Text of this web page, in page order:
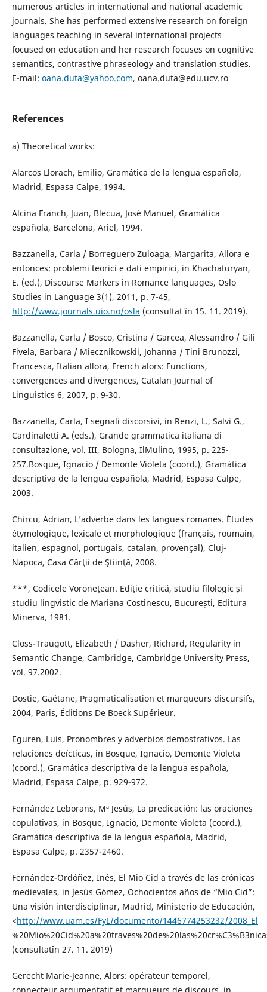
numerous articles in international and national academic
journals. She has performed extensive research on foreign
languages teaching in several international projects
focused on education and her research focuses on cognitive
semantics, contrastive phraseology and translation studies.
E-mail: oana.duta@yahoo.com, oana.duta@edu.ucv.ro
References
a) Theoretical works:
Alarcos Llorach, Emilio, Gramática de la lengua española,
Madrid, Espasa Calpe, 1994.
Alcina Franch, Juan, Blecua, José Manuel, Gramática
española, Barcelona, Ariel, 1994.
Bazzanella, Carla / Borreguero Zuloaga, Margarita, Allora e
entonces: problemi teorici e dati empirici, in Khachaturyan,
E. (ed.), Discourse Markers in Romance languages, Oslo
Studies in Language 3(1), 2011, p. 7-45,
http://www.journals.uio.no/osla (consultat în 15. 11. 2019).
Bazzanella, Carla / Bosco, Cristina / Garcea, Alessandro / Gili
Fivela, Barbara / Miecznikowskii, Johanna / Tini Brunozzi,
Francesca, Italian allora, French alors: Functions,
convergences and divergences, Catalan Journal of
Linguistics 6, 2007, p. 9-30.
Bazzanella, Carla, I segnali discorsivi, in Renzi, L., Salvi G.,
Cardinaletti A. (eds.), Grande grammatica italiana di
consultazione, vol. III, Bologna, IlMulino, 1995, p. 225-
257.Bosque, Ignacio / Demonte Violeta (coord.), Gramática
descriptiva de la lengua española, Madrid, Espasa Calpe,
2003.
Chircu, Adrian, L’adverbe dans les langues romanes. Études
étymologique, lexicale et morphologique (français, roumain,
italien, espagnol, portugais, catalan, provençal), Cluj-
Napoca, Casa Cărţii de Ştiinţă, 2008.
***, Codicele Voronețean. Ediție critică, studiu filologic și
studiu lingvistic de Mariana Costinescu, București, Editura
Minerva, 1981.
Closs-Traugott, Elizabeth / Dasher, Richard, Regularity in
Semantic Change, Cambridge, Cambridge University Press,
vol. 97.2002.
Dostie, Gaétane, Pragmaticalisation et marqueurs discursifs,
2004, Paris, Éditions De Boeck Supérieur.
Eguren, Luis, Pronombres y adverbios demostrativos. Las
relaciones deícticas, in Bosque, Ignacio, Demonte Violeta
(coord.), Gramática descriptiva de la lengua española,
Madrid, Espasa Calpe, p. 929-972.
Fernández Leborans, Mª Jesús, La predicación: las oraciones
copulativas, in Bosque, Ignacio, Demonte Violeta (coord.),
Gramática descriptiva de la lengua española, Madrid,
Espasa Calpe, p. 2357-2460.
Fernández-Ordóñez, Inés, El Mio Cid a través de las crónicas
medievales, in Jesús Gómez, Ochocientos años de “Mio Cid”:
Una visión interdisciplinar, Madrid, Ministerio de Educación,
<http://www.uam.es/FyL/documento/1446774253232/2008_El
(consultatîn 27. 11. 2019)
Gerecht Marie-Jeanne, Alors: opérateur temporel,